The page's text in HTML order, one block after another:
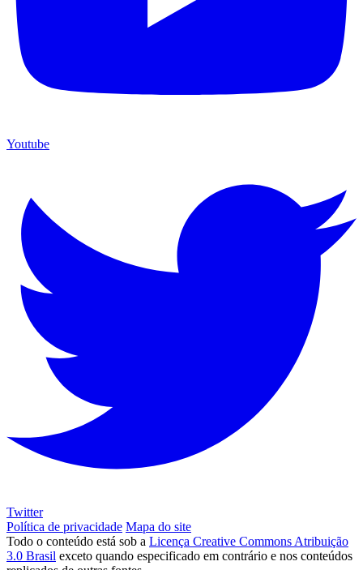
Youtube
Twitter
Política de privacidade Mapa do site
Todo o conteúdo está sob a Licença Creative Commons Atribuição
3.0 Brasil exceto quando especificado em contrário e nos conteúdos